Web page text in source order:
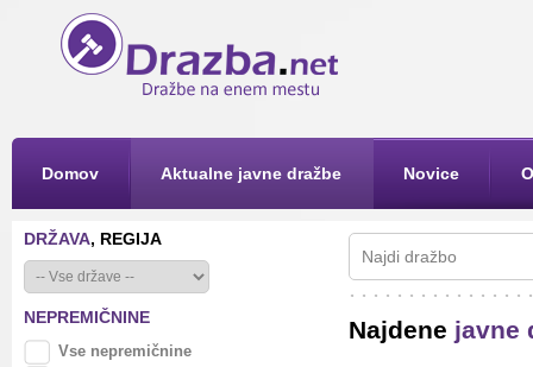
Domov Aktualne javne dražbe Novice
DRŽAVA, REGIJA
NEPREMIČNINE
Vse nepremičnine
Najdene javne